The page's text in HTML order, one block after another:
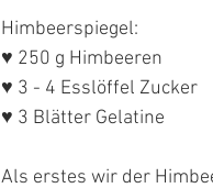
Himbeerspiegel:
♥ 250 g Himbeeren
♥ 3 - 4 Esslöffel Zucker
♥ 3 Blätter Gelatine
Als erstes wir der